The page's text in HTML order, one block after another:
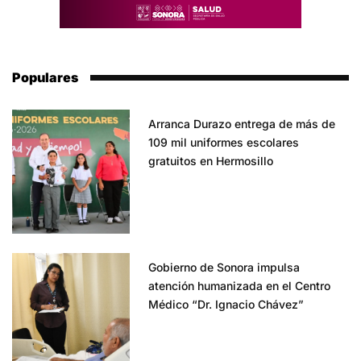
Populares
Arranca Durazo entrega de más de
109 mil uniformes escolares
gratuitos en Hermosillo
Gobierno de Sonora impulsa
atención humanizada en el Centro
Médico “Dr. Ignacio Chávez”